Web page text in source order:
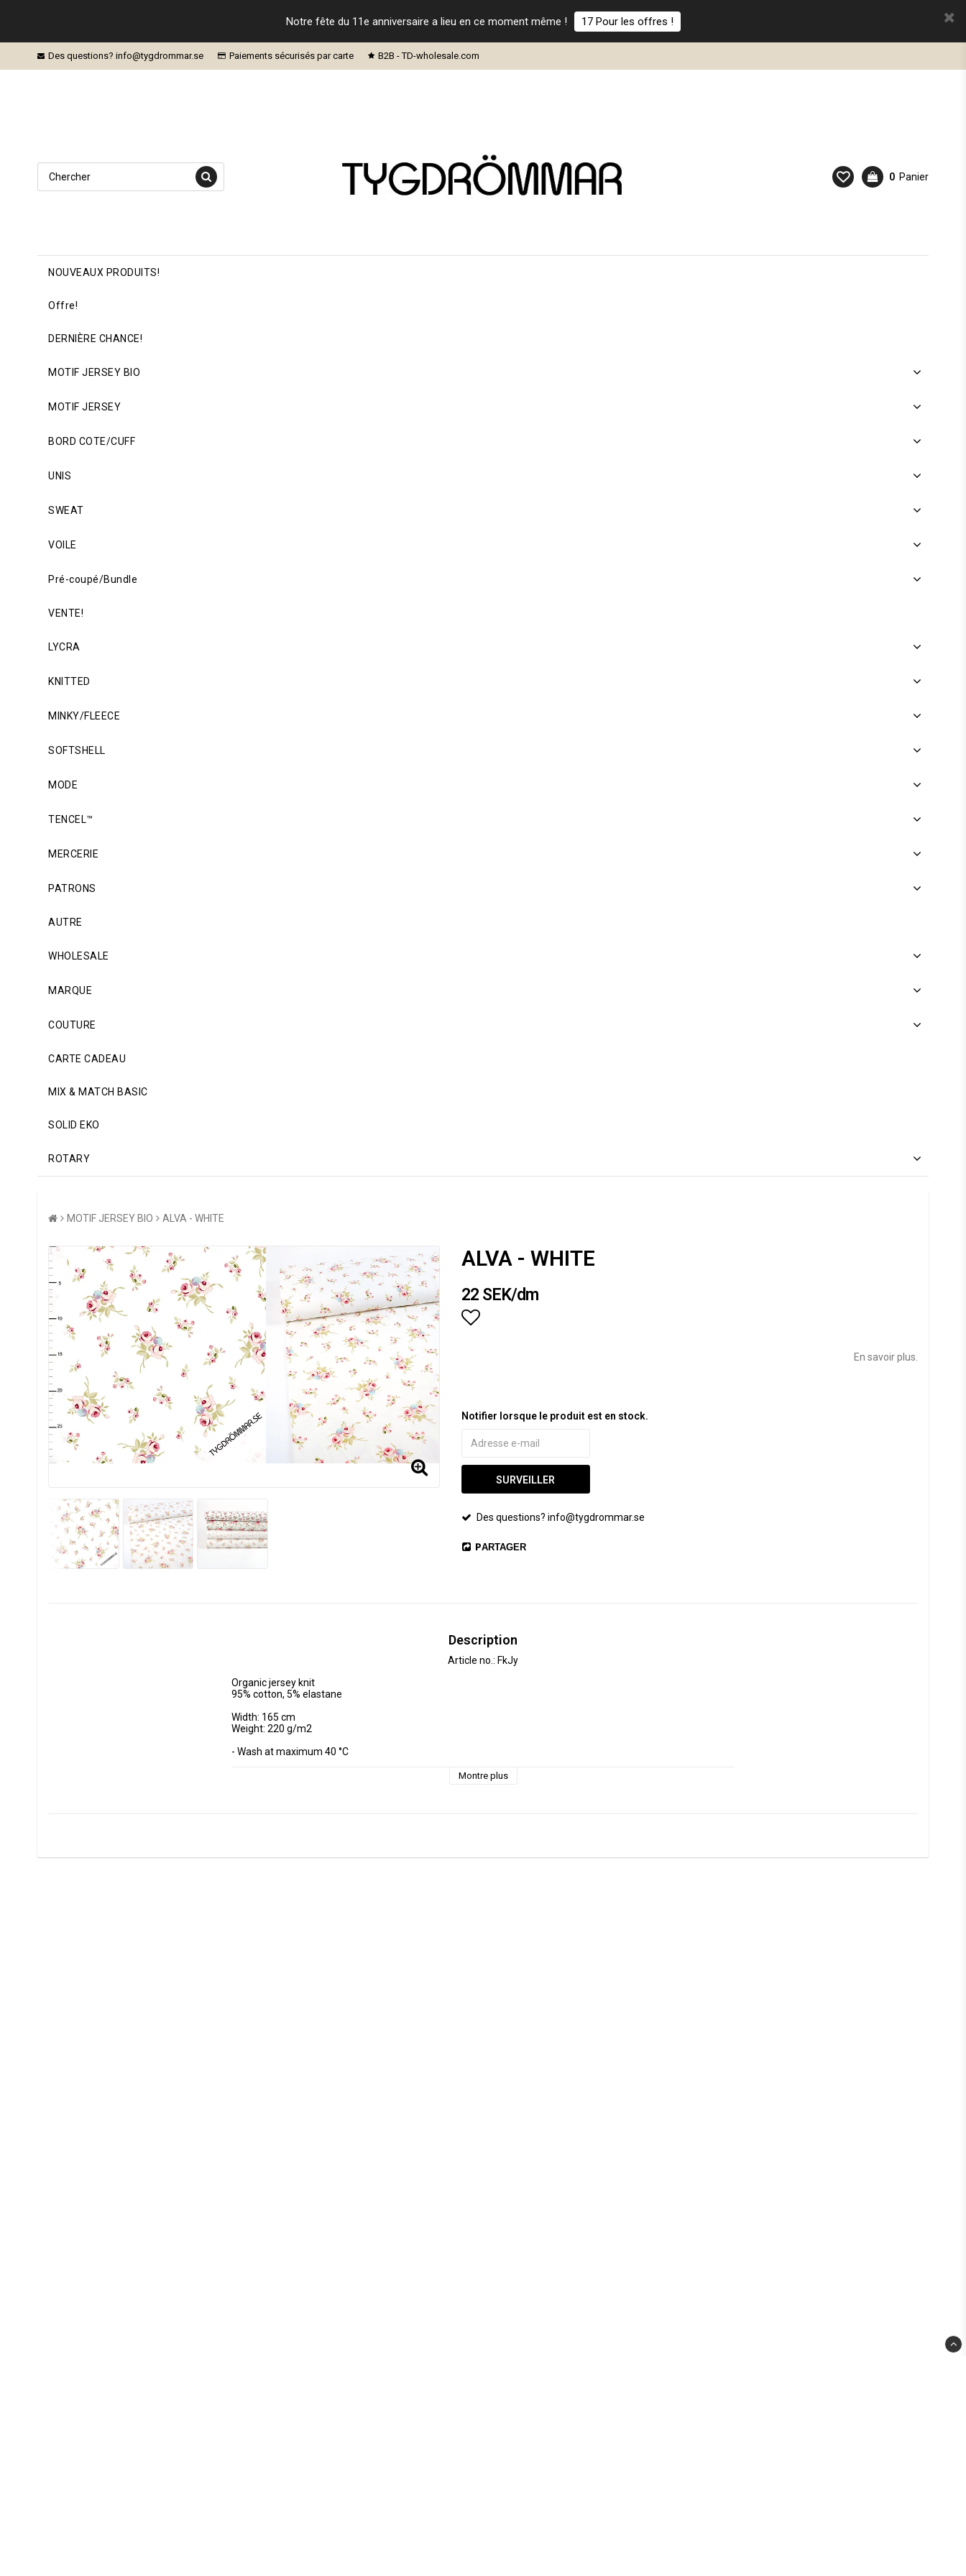
Notre fête du 11e anniversaire a lieu en ce moment même ! 17 Pour les offres !
Des questions? info@tygdrommar.se Paiements sécurisés par carte B2B - TD-wholesale.com
0 Panier
NOUVEAUX PRODUITS!
Offre!
DERNIÈRE CHANCE!
MOTIF JERSEY BIO
MOTIF JERSEY
BORD COTE/CUFF
UNIS
SWEAT
VOILE
Pré-coupé/Bundle
VENTE!
LYCRA
KNITTED
MINKY/FLEECE
SOFTSHELL
MODE
TENCEL™
MERCERIE
PATRONS
AUTRE
WHOLESALE
MARQUE
COUTURE
CARTE CADEAU
MIX & MATCH BASIC
SOLID EKO
ROTARY
MOTIF JERSEY BIO ALVA - WHITE
ALVA - WHITE
22 SEK/dm
En savoir plus.
Notifier lorsque le produit est en stock.
SURVEILLER
Des questions? info@tygdrommar.se
PARTAGER
Description
Article no.: FkJy
Organic jersey knit
95% cotton, 5% elastane
Width: 165 cm
Weight: 220 g/m2
- Wash at maximum 40 °C
0.7 m = 7 dm =70 cm
Montre plus